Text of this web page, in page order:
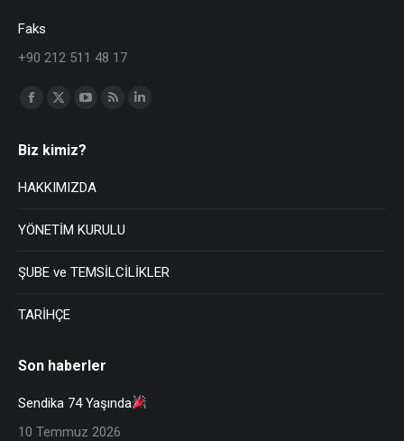
Faks
+90 212 511 48 17
Find us on:
Biz kimiz?
HAKKIMIZDA
YÖNETİM KURULU
ŞUBE ve TEMSİLCİLİKLER
TARİHÇE
Son haberler
Sendika 74 Yaşında
10 Temmuz 2026